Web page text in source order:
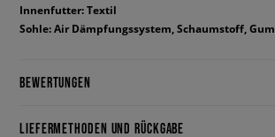
Innenfutter: Textil
Sohle: Air Dämpfungssystem, Schaumstoff,
BEWERTUNGEN
LIEFERMETHODEN UND RÜCKGABE